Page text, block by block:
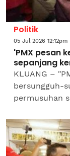
Politik
05 Jul 2026 12:12pm
'PMX pesan
sepanjang
KLUANG –
bersungguh-
permusuhan
Harapan (PH)